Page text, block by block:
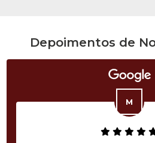
Depoimentos de